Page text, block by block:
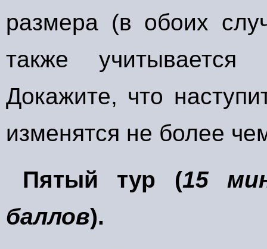
размера (в обоих
также учитывается
Докажите, что
изменятся не более
Пятый тур (15
баллов).